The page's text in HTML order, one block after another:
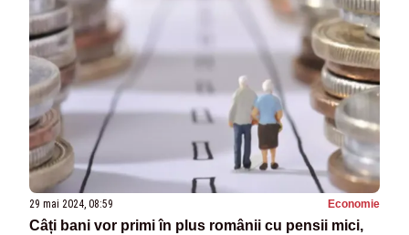
29 mai 2024, 08:59 Economie
Câți bani vor primi în plus românii cu pensii mici,